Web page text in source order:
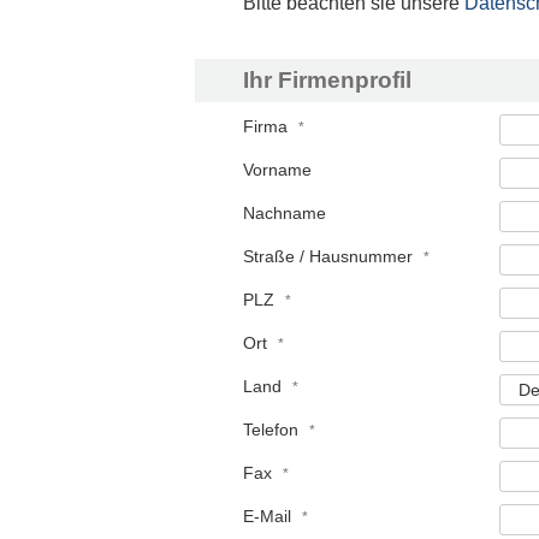
Ihr Firmenprofil
Firma
Vorname
Nachname
Straße / Hausnummer
PLZ
Ort
Land
Telefon
Fax
E-Mail